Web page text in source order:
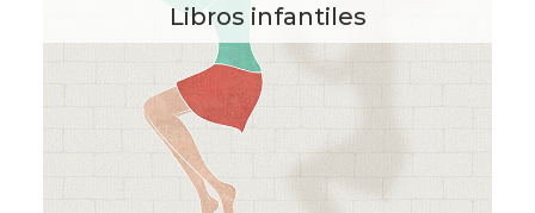
Libros infantiles